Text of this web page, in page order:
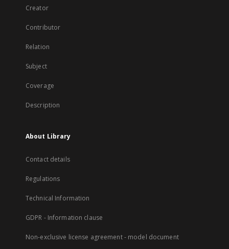
Creator
Contributor
Relation
Subject
Coverage
Description
About Library
Contact details
Regulations
Technical Information
GDPR - Information clause
Non-exclusive license agreement - model document